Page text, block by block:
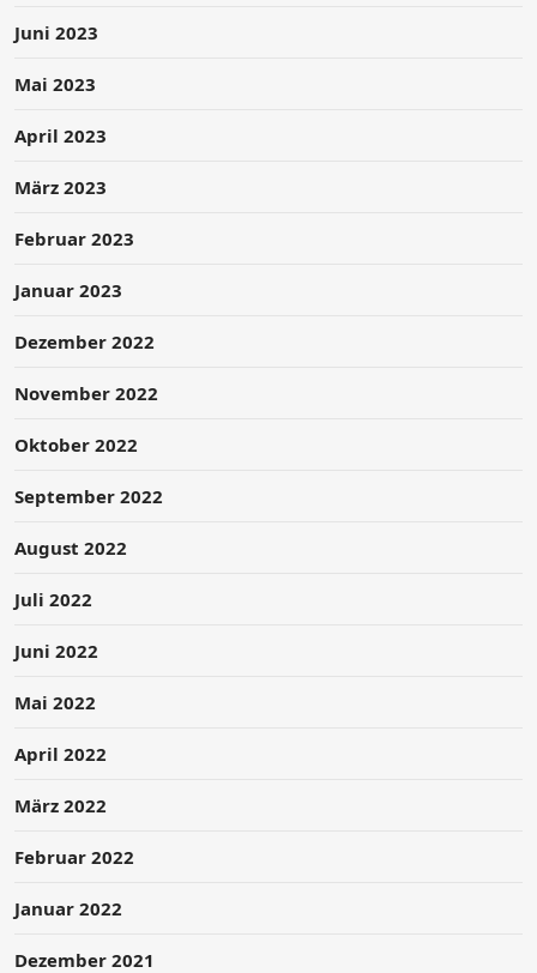
Juni 2023
Mai 2023
April 2023
März 2023
Februar 2023
Januar 2023
Dezember 2022
November 2022
Oktober 2022
September 2022
August 2022
Juli 2022
Juni 2022
Mai 2022
April 2022
März 2022
Februar 2022
Januar 2022
Dezember 2021